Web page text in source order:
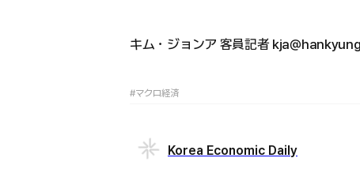
キム・ジョンア 客員記者
#マクロ経済
Korea Economic Daily